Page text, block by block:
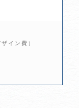
イン費）